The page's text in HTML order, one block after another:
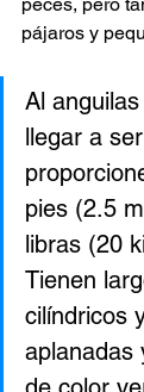
pájaros y
Al
llegar a
pies (2.5
libras (20
Tienen
cilíndricos
aplanadas